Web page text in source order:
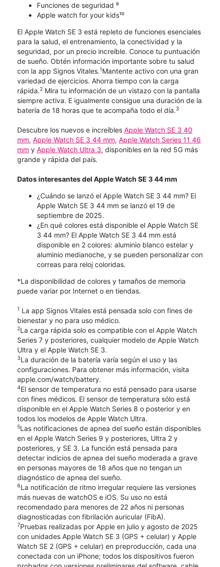
Funciones de seguridad ⁹
Apple watch for your kids¹⁰
El Apple Watch SE 3 está repleto de funciones esenciales
para la salud, el entrenamiento, la conectividad y la
seguridad, por un precio increíble. Conoce tu puntuación
de sueño. Obtén información importante sobre tu salud
con la app Signos Vitales.1Mantente activo con una gran
variedad de ejercicios. Ahorra tiempo con la carga
rápida.2 Mira tu información de un vistazo con la pantalla
siempre activa. E igualmente consigue una duración de la
batería de 18 horas que te acompaña todo el día.3
Descubre los nuevos e increíbles Apple Watch SE 3 40
mm, Apple Watch SE 3 44 mm, Apple Watch Series 11 46
mm y Apple Watch Ultra 3, disponibles en la red 5G más
grande y rápida del país.
Datos interesantes del Apple Watch SE 3 44 mm
¿Cuándo se lanzó el Apple Watch SE 3 44 mm? El
Apple Watch SE 3 44 mm se lanzó el 19 de
septiembre de 2025.
¿En qué colores está disponible el Apple Watch SE
3 44 mm? El Apple Watch SE 3 44 mm está
disponible en 2 colores: aluminio blanco estelar y
aluminio medianoche, y se pueden personalizar con
correas para reloj coloridas.
*La disponibilidad de colores y tamaños de memoria
puede variar por Internet o en tiendas.
1 La app Signos Vitales está pensada solo con fines de
bienestar y no para uso médico.
2La carga rápida solo es compatible con el Apple Watch
Series 7 y posteriores, cualquier modelo de Apple Watch
Ultra y el Apple Watch SE 3.
3La duración de la batería varía según el uso y las
configuraciones. Para obtener más información, visita
apple.com/watch/battery.
4El sensor de temperatura no está pensado para usarse
con fines médicos. El sensor de temperatura sólo está
disponible en el Apple Watch Series 8 o posterior y en
todos los modelos de Apple Watch Ultra.
5Las notificaciones de apnea del sueño están disponibles
en el Apple Watch Series 9 y posteriores, Ultra 2 y
posteriores, y SE 3. La función está pensada para
detectar indicios de apnea del sueño moderada a grave
en personas mayores de 18 años que no tengan un
diagnóstico de apnea del sueño.
6La notificación de ritmo irregular requiere las versiones
más nuevas de watchOS e iOS. Su uso no está
recomendado para menores de 22 años ni personas
diagnosticadas con fibrilación auricular (FibA).
7Pruebas realizadas por Apple en julio y agosto de 2025
con unidades Apple Watch SE 3 (GPS + celular) y Apple
Watch SE 2 (GPS + celular) en preproducción, cada una
conectada con un iPhone; todos los dispositivos fueron